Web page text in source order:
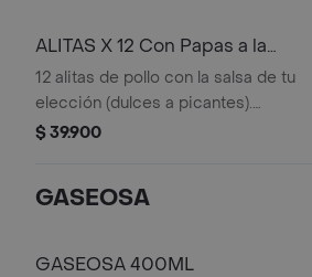
ALITAS X 12 Con Papas a la
Francesa
12 alitas de pollo con la salsa de tu
elección (dulces a picantes).
Acompañadas de papas a la francesa
$ 39.900
GASEOSA
GASEOSA 400ML